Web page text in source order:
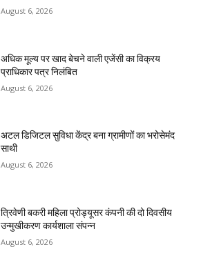
August 6, 2026
अधिक मूल्य पर खाद बेचने वाली एजेंसी का विक्रय
प्राधिकार पत्र निलंबित
August 6, 2026
अटल डिजिटल सुविधा केंद्र बना ग्रामीणों का भरोसेमंद
साथी
August 6, 2026
त्रिवेणी बकरी महिला प्रोड्यूसर कंपनी की दो दिवसीय
उन्मुखीकरण कार्यशाला संपन्न
August 6, 2026